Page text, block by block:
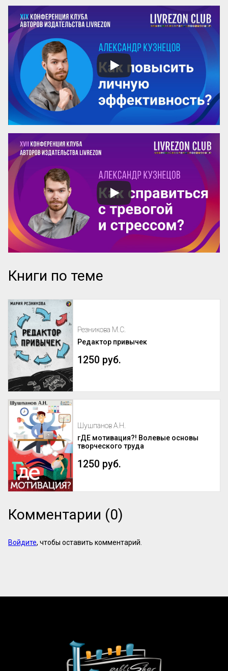
ведет к образованию связей, к
установлению отношений между
различными конкретными
впечатлениями, к объединению и
обобщению отдельных предметов, к
упорядочению и систематизации всего
опыта ребенка.
Но способ объединения различных
конкретных предметов в общие группы,
характер устанавливаемых при этом
связей, структура возник...
Книги по теме
Резникова М.С.
Редактор привычек
1250 руб.
Шушпанов А.Н.
гДЕ мотивация?! Волевые основы
творческого труда
1250 руб.
Комментарии (0)
Войдите, чтобы оставить комментарий.